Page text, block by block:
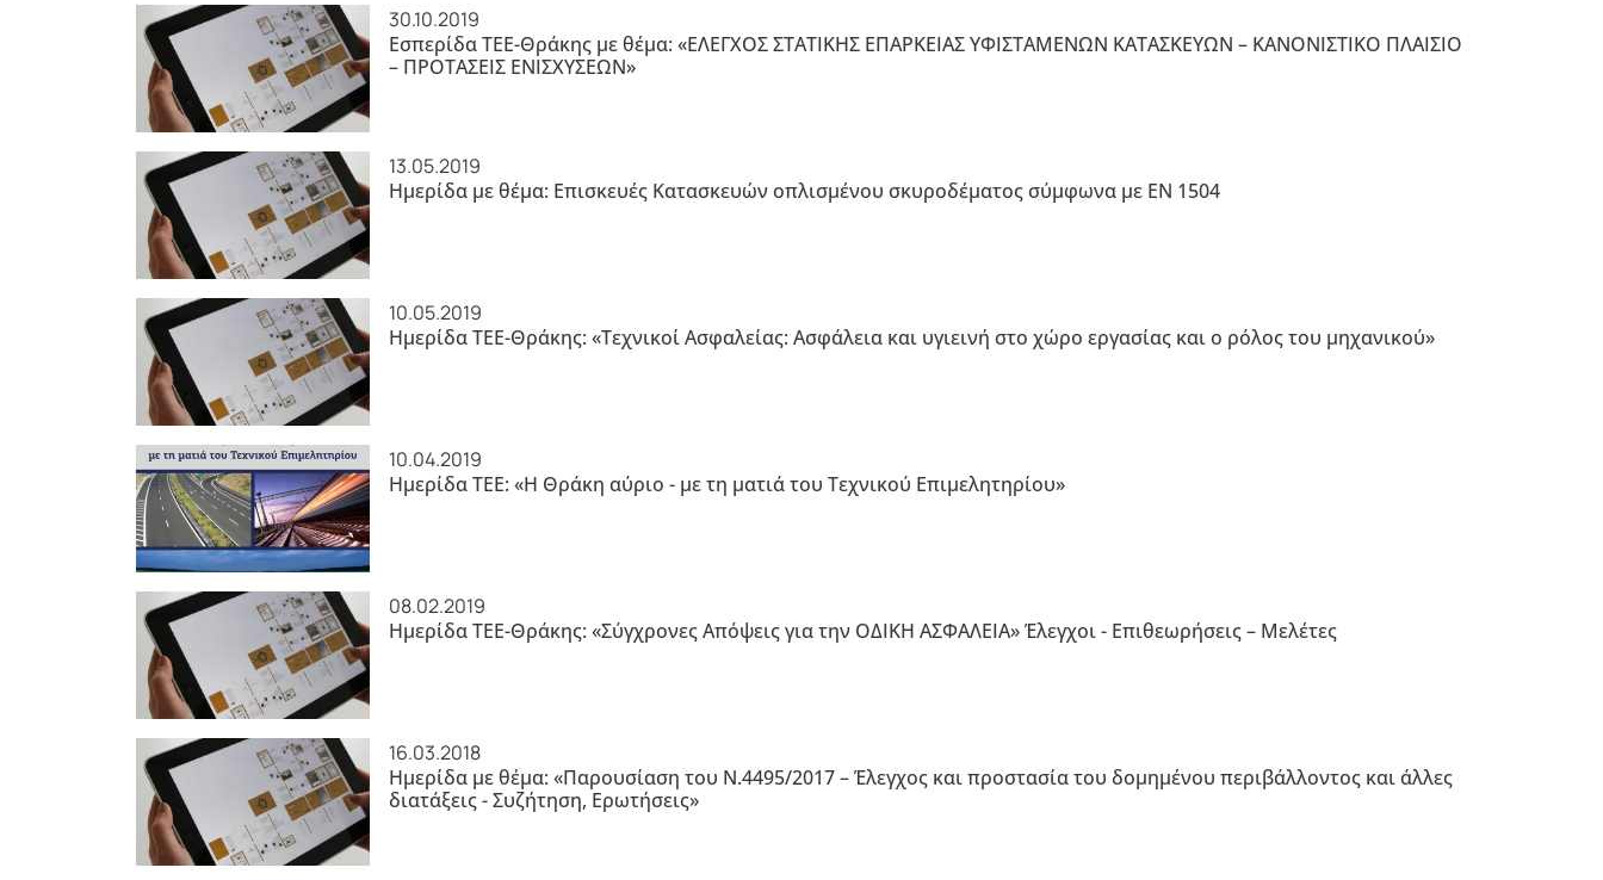
30.10.2019
Εσπερίδα ΤΕΕ-Θράκης με θέμα: «ΕΛΕΓΧΟΣ ΣΤΑΤΙΚΗΣ ΕΠΑΡΚΕΙΑΣ ΥΦΙΣΤΑΜΕΝΩΝ ΚΑΤΑΣΚΕΥΩΝ – ΚΑΝΟΝΙΣΤΙΚΟ ΠΛΑΙΣΙΟ
– ΠΡΟΤΑΣΕΙΣ ΕΝΙΣΧΥΣΕΩΝ»
13.05.2019
Ημερίδα με θέμα: Επισκευές Κατασκευών οπλισμένου σκυροδέματος σύμφωνα με ΕΝ 1504
10.05.2019
Ημερίδα ΤΕΕ-Θράκης: «Τεχνικοί Ασφαλείας: Ασφάλεια και υγιεινή στο χώρο εργασίας και ο ρόλος του μηχανικού»
10.04.2019
Ημερίδα ΤΕΕ: «Η Θράκη αύριο - με τη ματιά του Τεχνικού Επιμελητηρίου»
08.02.2019
Ημερίδα ΤΕΕ-Θράκης: «Σύγχρονες Απόψεις για την ΟΔΙΚΗ ΑΣΦΑΛΕΙΑ» Έλεγχοι - Επιθεωρήσεις – Μελέτες
16.03.2018
Ημερίδα με θέμα: «Παρουσίαση του Ν.4495/2017 – Έλεγχος και προστασία του δομημένου περιβάλλοντος και άλλες
διατάξεις - Συζήτηση, Ερωτήσεις»